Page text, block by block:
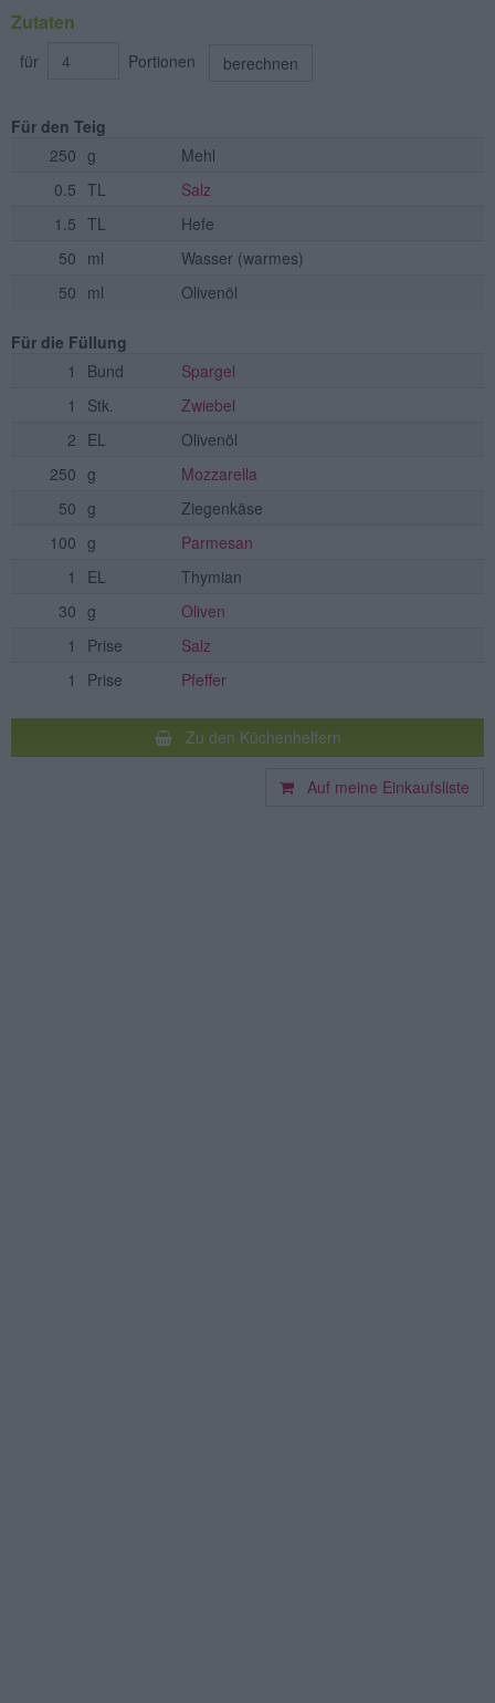
Zutaten
für Portionen berechnen
Für den Teig
250 g
Mehl
0.5 TL
Salz
1.5 TL
Hefe
50 ml Wasser (warmes)
50 ml Olivenöl
Für die Füllung
1
Bund
Spargel
1
Stk.
Zwiebel
2 EL
Olivenöl
250 g
Mozzarella
50 g
Ziegenkäse
100 g
Parmesan
1
EL
Thymian
30 g
Oliven
1
Prise
Salz
1
Prise Pfeffer
Zu den Küchenhelfern
Auf meine Einkaufsliste